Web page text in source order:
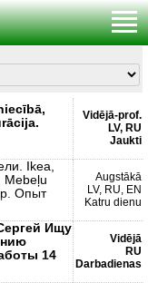
Vidējā-prof.
LV, RU
Jaukti
Ikea,
Mebeļu
Опыт
Augstākā
LV, RU, EN
Katru dienu
Ищу
14
Vidējā
RU
Darbadienas